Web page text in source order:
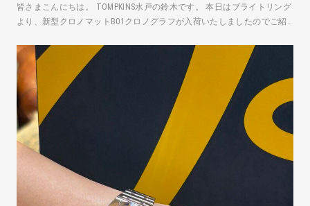
皆さまこんにちは。 TOMPKINS水戸の鈴木です。 本日はブライトリング
より、新型クロノマットB01クロノグラフが入荷いたしましたのでご紹